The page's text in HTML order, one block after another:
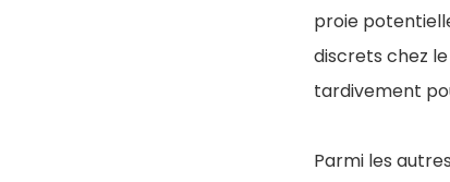
proie
discrets chez
tardivement
Parmi les